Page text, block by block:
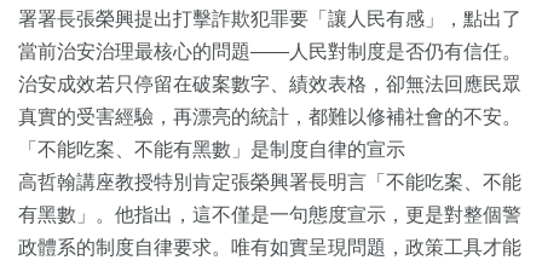
署署長張榮興提出打擊詐欺犯罪要「讓人民有感」，點出了
當前治安治理最核心的問題——人民對制度是否仍有信任。
治安成效若只停留在破案數字、績效表格，卻無法回應民眾
真實的受害經驗，再漂亮的統計，都難以修補社會的不安。
「不能吃案、不能有黑數」是制度自律的宣示
高哲翰講座教授特別肯定張榮興署長明言「不能吃案、不能
有黑數」。他指出，這不僅是一句態度宣示，更是對整個警
政體系的制度自律要求。唯有如實呈現問題，政策工具才能